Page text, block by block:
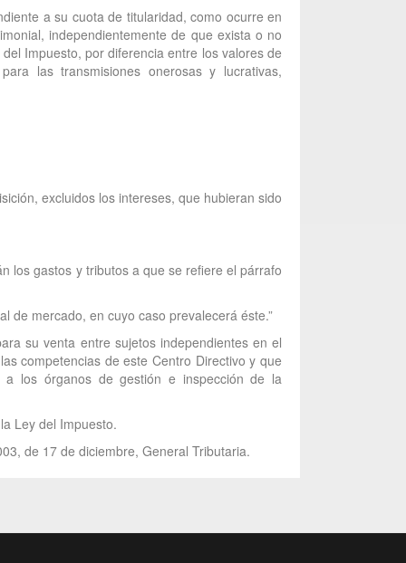
a su cuota de titularidad, como ocurre en
independientemente de que exista o no
Impuesto, por diferencia entre los valores de
las transmisiones onerosas y lucrativas,
excluidos los intereses, que hubieran sido
los gastos y tributos a que se refiere el párrafo
de mercado, en cuyo caso prevalecerá éste.”
su venta entre sujetos independientes en el
competencias de este Centro Directivo y que
a los órganos de gestión e inspección de la
Ley del Impuesto.
de 17 de diciembre, General Tributaria.